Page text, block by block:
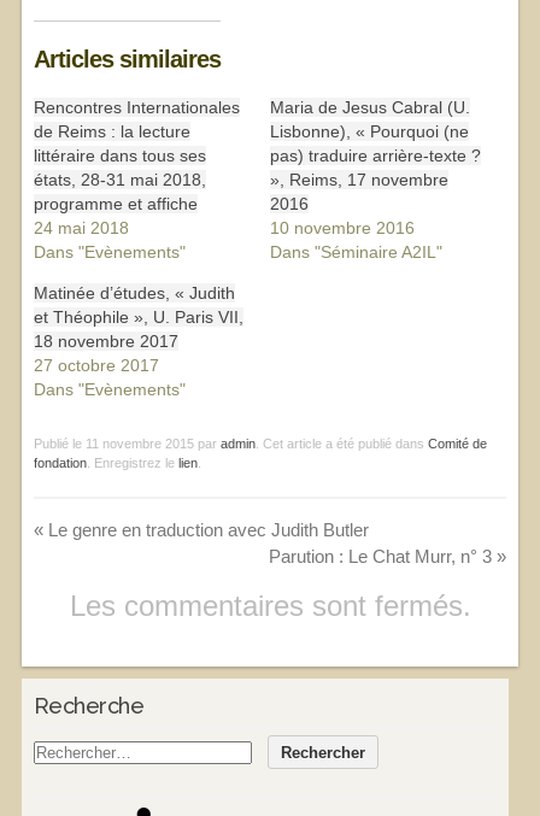
Articles similaires
Rencontres Internationales
de Reims : la lecture
littéraire dans tous ses
états, 28-31 mai 2018,
programme et affiche
24 mai 2018
Dans "Evènements"
Maria de Jesus Cabral (U.
Lisbonne), « Pourquoi (ne
pas) traduire arrière-texte ?
», Reims, 17 novembre
2016
10 novembre 2016
Dans "Séminaire A2IL"
Matinée d’études, « Judith
et Théophile », U. Paris VII,
18 novembre 2017
27 octobre 2017
Dans "Evènements"
Publié le 11 novembre 2015 par admin. Cet article a été publié dans Comité de
fondation. Enregistrez le lien.
«Le genre en traduction avec Judith Butler
Parution : Le Chat Murr, n° 3»
Les commentaires sont fermés.
Recherche